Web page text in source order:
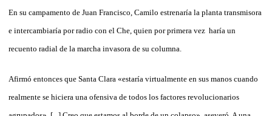
En su campamento de Juan Francisco, Camilo estrenaría la planta transmisora
e intercambiaría por radio con el Che, quien por primera vez haría un
recuento radial de la marcha invasora de su columna.
Afirmó entonces que Santa Clara «estaría virtualmente en sus manos cuando
realmente se hiciera una ofensiva de todos los factores revolucionarios